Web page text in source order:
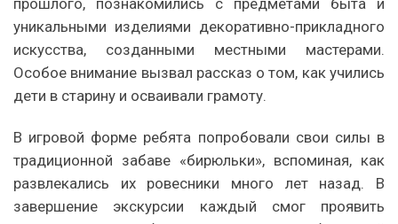
уникальными изделиями декоративно-прикладного
искусства, созданными местными мастерами.
Особое внимание вызвал рассказ о том, как учились
дети в старину и осваивали грамоту.
В игровой форме ребята попробовали свои силы в
традиционной забаве «бирюльки», вспоминая, как
развлекались их ровесники много лет назад. В
завершение экскурсии каждый смог проявить